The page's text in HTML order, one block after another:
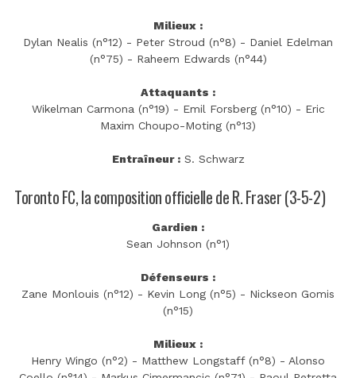
Milieux :
Dylan Nealis (n°12) - Peter Stroud (n°8) - Daniel Edelman
(n°75) - Raheem Edwards (n°44)
Attaquants :
Wikelman Carmona (n°19) - Emil Forsberg (n°10) - Eric
Maxim Choupo-Moting (n°13)
Entraîneur :S. Schwarz
Toronto FC, la composition officielle de R. Fraser (3-5-2)
Gardien :
Sean Johnson (n°1)
Défenseurs :
Zane Monlouis (n°12) - Kevin Long (n°5) - Nickseon Gomis
(n°15)
Milieux :
Henry Wingo (n°2) - Matthew Longstaff (n°8) - Alonso